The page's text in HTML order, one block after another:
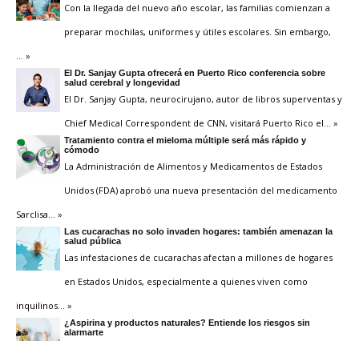
Con la llegada del nuevo año escolar, las familias comienzan a
preparar mochilas, uniformes y útiles escolares. Sin embargo,
… »
El Dr. Sanjay Gupta ofrecerá en Puerto Rico conferencia sobre
salud cerebral y longevidad
El Dr. Sanjay Gupta, neurocirujano, autor de libros superventas y
Chief Medical Correspondent de CNN, visitará Puerto Rico el … »
Tratamiento contra el mieloma múltiple será más rápido y
cómodo
La Administración de Alimentos y Medicamentos de Estados
Unidos (FDA) aprobó una nueva presentación del medicamento
Sarclisa … »
Las cucarachas no solo invaden hogares: también amenazan la
salud pública
Las infestaciones de cucarachas afectan a millones de hogares
en Estados Unidos, especialmente a quienes viven como
inquilinos … »
¿Aspirina y productos naturales? Entiende los riesgos sin
alarmarte